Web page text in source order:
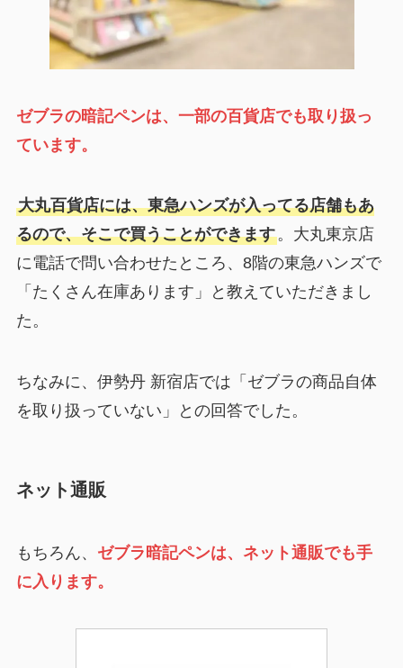
ゼブラの暗記ペンは、一部の百貨店でも取り扱っ
ています。
大丸百貨店には、東急ハンズが入ってる店舗もあ
るので、そこで買うことができます。大丸東京店
に電話で問い合わせたところ、8階の東急ハンズで
「たくさん在庫あります」と教えていただきまし
た。
ちなみに、伊勢丹 新宿店では「ゼブラの商品自体
を取り扱っていない」との回答でした。
ネット通販
もちろん、 ゼブラ暗記ペンは、ネット通販でも手
に入ります。